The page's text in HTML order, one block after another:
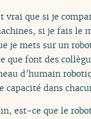
vrai que si je
si je fais le
je mets sur un
que font des
d’humain
dans
est-ce que le